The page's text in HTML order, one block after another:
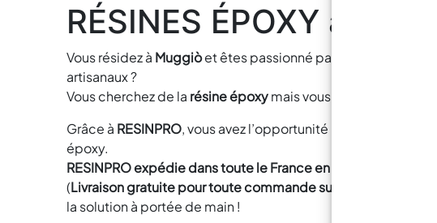
RÉSINES ÉPOXY à
Vous résidez à Muggiòet êtes passionné par le bricolage, les
artisanaux ?
Vous cherchez de la résine époxymais vous ne savez pas par
Grâce à RESINPRO, vous avez l’opportunité unique
époxy.
RESINPRO expédie dans toutele Franceen 24h/48h
(Livraison gratuite pour toute commande supérieure à 39 €
la solution à portée de main !